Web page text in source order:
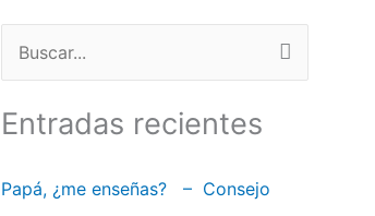
s
a
Entradas recientes
Papá, ¿me enseñas? – Consejo